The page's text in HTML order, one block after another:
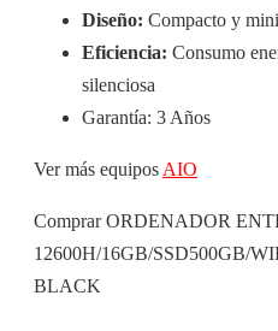
Diseño: Compacto y
Eficiencia: Consumo
silenciosa
Garantía: 3 Años
Ver más equiposAIO
Comprar ORDENADOR
12600H/16GB/SSD500GB/
BLACK